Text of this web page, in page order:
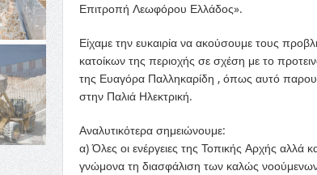
Επιτροπή Λεωφόρου Ελλάδος».
Είχαμε την ευκαιρία να ακούσουμε τους
κατοίκων της περιοχής σε σχέση με το
της Ευαγόρα Παλληκαρίδη , όπως αυτό
στην Παλιά Ηλεκτρική.
Αναλυτικότερα σημειώνουμε:
α) Όλες οι ενέργειες της Τοπικής Αρχής αλλά
γνώμονα τη διασφάλιση των καλώς